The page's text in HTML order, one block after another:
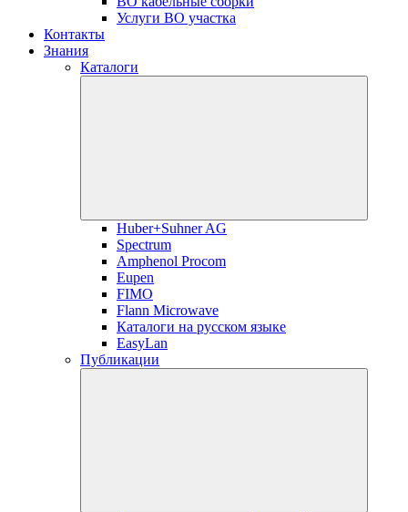
Услуги ВО участка
Контакты
Знания
Каталоги
Huber+Suhner AG
Spectrum
Amphenol Procom
Eupen
FIMO
Flann Microwave
Каталоги на русском языке
EasyLan
Публикации